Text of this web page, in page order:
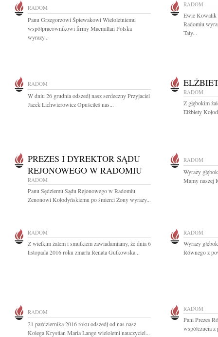
RADOM
Panu Grzegorzowi Śpiewakowi Wieloletniemu
współpracownikowi firmy Macmillan Polska
wyrazy...
RADOM
Ewie Kowalik
Radomiu
Taty...
RADOM
W dniu 26 grudnia odszedł nasz serdeczny Przyjaciel
Jacek Lichwierowicz Opuściłeś nas...
RADOM
Z głębokim
Elżbiety
PREZES I DYREKTOR SĄDU
REJONOWEGO W RADOMIU
RADOM
Panu Sędziemu Sądu Rejonowego w Radomiu
Zenonowi Kołodyńskiemu po śmierci Żony wyrazy...
RADOM
Wyrazy
Mamy naszej
RADOM
Z wielkim żalem i smutkiem zawiadamiamy, że dnia 6
listopada 2016 roku zmarła Renata Gutkowska...
RADOM
Wyrazy
Równego z
RADOM
21 października 2016 roku odszedł od nas nasz
Kolega Krystian Maria Lange wieloletni nauczyciel...
RADOM
Pani Prezes
współczucia